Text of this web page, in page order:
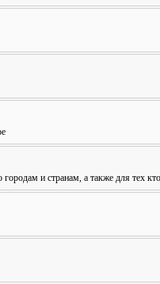
городам и странам, а также для тех